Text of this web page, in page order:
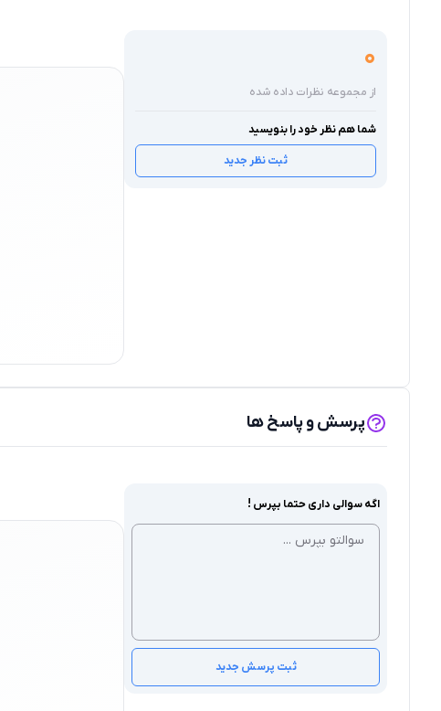
0
از مجموعه نظرات داده شده
شما هم نظر خود را بنویسید
ثبت نظر جدید
پرسش و پاسخ ها
اگه سوالی داری حتما بپرس !
ثبت پرسش جدید